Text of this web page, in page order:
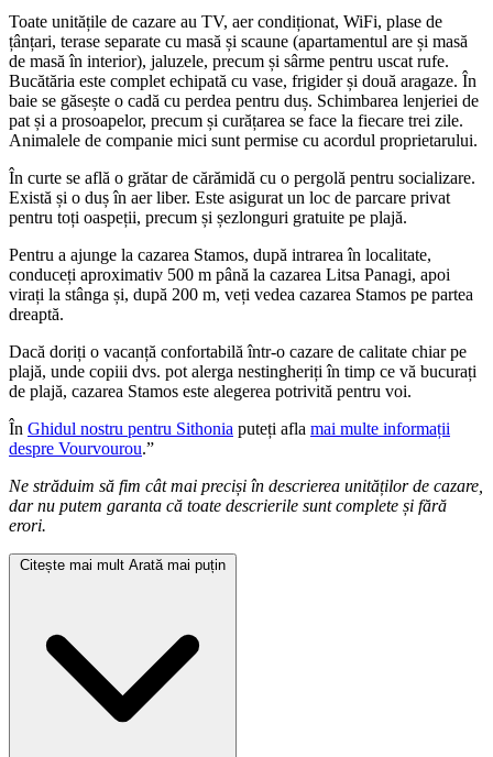
Toate unitățile de cazare au TV, aer condiționat, WiFi, plase de
țânțari, terase separate cu masă și scaune (apartamentul are și masă
de masă în interior), jaluzele, precum și sârme pentru uscat rufe.
Bucătăria este complet echipată cu vase, frigider și două aragaze. În
baie se găsește o cadă cu perdea pentru duș. Schimbarea lenjeriei de
pat și a prosoapelor, precum și curățarea se face la fiecare trei zile.
Animalele de companie mici sunt permise cu acordul proprietarului.
În curte se află o grătar de cărămidă cu o pergolă pentru socializare.
Există și o duș în aer liber. Este asigurat un loc de parcare privat
pentru toți oaspeții, precum și șezlonguri gratuite pe plajă.
Pentru a ajunge la cazarea Stamos, după intrarea în localitate,
conduceți aproximativ 500 m până la cazarea Litsa Panagi, apoi
virați la stânga și, după 200 m, veți vedea cazarea Stamos pe partea
dreaptă.
Dacă doriți o vacanță confortabilă într-o cazare de calitate chiar pe
plajă, unde copiii dvs. pot alerga nestingheriți în timp ce vă bucurați
de plajă, cazarea Stamos este alegerea potrivită pentru voi.
În Ghidul nostru pentru Sithonia puteți afla mai multe informații
despre Vourvourou.”
Ne străduim să fim cât mai preciși în descrierea unităților de cazare,
dar nu putem garanta că toate descrierile sunt complete și fără
erori.
Citește mai mult Arată mai puțin